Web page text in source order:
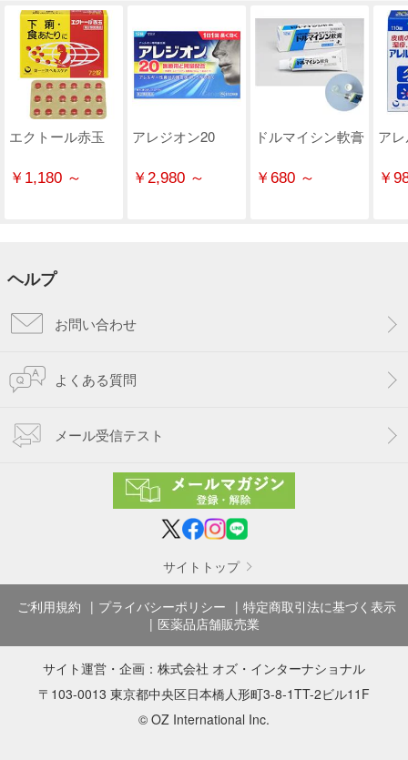
エクトール赤玉
￥1,180 ～
アレジオン20
￥2,980 ～
ドルマイシン軟膏
￥680 ～
ア
￥
ヘルプ
お問い合わせ
よくある質問
メール受信テスト
サイトトップ
ご利用規約 プライバシーポリシー
特定商取引法に基づく表示
医薬品店舗販売業
サイト運営・企画： 株式会社 オズ・インターナショナル
〒103-0013 東京都中央区日本橋人形町3-8-1TT-2ビル11F
© OZ International Inc.